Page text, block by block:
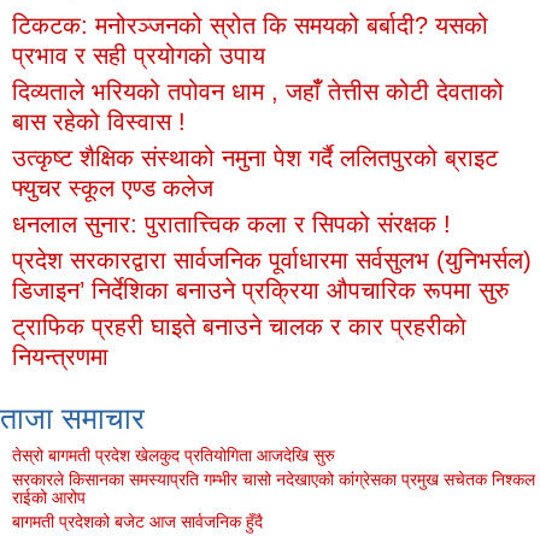
टिकटक: मनोरञ्जनको स्रोत कि समयको बर्बादी? यसको
प्रभाव र सही प्रयोगको उपाय
दिव्यताले भरियको तपोवन धाम , जहाँँ तेत्तीस कोटी देवताको
बास रहेको विस्वास !
उत्कृष्ट शैक्षिक संस्थाको नमुना पेश गर्दै ललितपुरको ब्राइट
फ्युचर स्कूल एण्ड कलेज
धनलाल सुनार: पुरातात्त्विक कला र सिपको संरक्षक !
प्रदेश सरकारद्वारा सार्वजनिक पूर्वाधारमा सर्वसुलभ (युनिभर्सल)
डिजाइन’ निर्देशिका बनाउने प्रक्रिया औपचारिक रूपमा सुरु
ट्राफिक प्रहरी घाइते बनाउने चालक र कार प्रहरीकाे
नियन्त्रणमा
ताजा समाचार
तेस्रो बागमती प्रदेश खेलकुद प्रतियोगिता आजदेखि सुरु
सरकारले किसानका समस्याप्रति गम्भीर चासो नदेखाएको कांग्रेसका प्रमुख सचेतक निश्कल
राईको आरोप
बागमती प्रदेशको बजेट आज सार्वजनिक हुँदै